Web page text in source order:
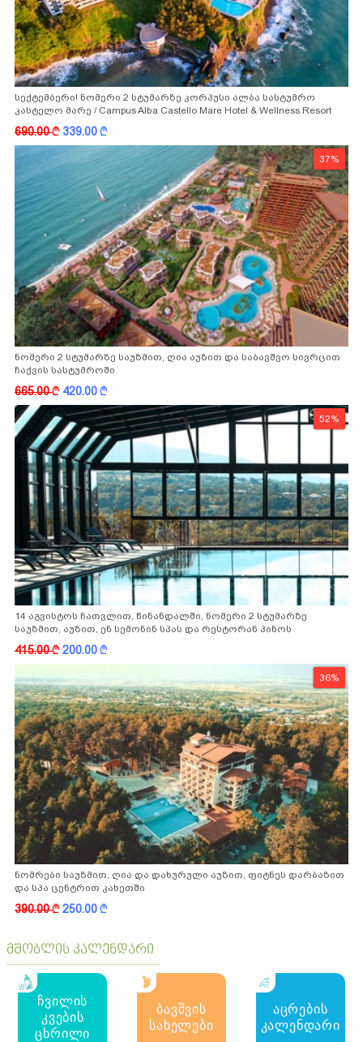
სექტემბერი! ნომერი 2 სტუმარზე კორპუსი ალბა სასტუმრო
კასტელო მარე / Campus Alba Castello Mare Hotel & Wellness Resort
-სგან!
690.00k 339.00k
37%
ნომერი 2 სტუმარზე საუზმით, ღია აუზით და საბავშვო სივრცით
ჩაქვის სასტუმროში
665.00k 420.00k
52%
14 აგვისტოს ჩათვლით, წინანდალში, ნომერი 2 სტუმარზე
საუზმით, აუზით, ენ სემონინ სპას და რესტორან პინოს
ფასდაკლებით
415.00k200.00k
36%
ნომრები საუზმით, ღია და დახურული აუზით, ფიტნეს დარბაზით
და სპა ცენტრით კახეთში
390.00k250.00k
მშობლის კალენდარი
ჩვილის
კვების
ცხრილი
ბავშვის
სახელები
აცრების
კალენდარი